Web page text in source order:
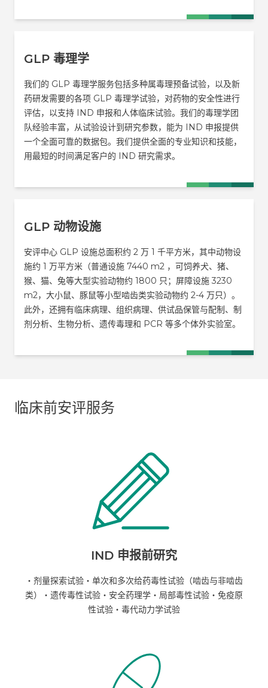
GLP 毒理学
我们的 GLP 毒理学服务包括多种属毒理预备试验，以及新
药研发需要的各项 GLP 毒理学试验，对药物的安全性进行
评估，以支持 IND 申报和人体临床试验。我们的毒理学团
队经验丰富，从试验设计到研究参数，能为 IND 申报提供
一个全面可靠的数据包。我们提供全面的专业知识和技能，
用最短的时间满足客户的 IND 研究需求。
GLP 动物设施
安评中心 GLP 设施总面积约 2 万 1 千平方米，其中动物设
施约 1 万平方米（普通设施 7440 m2 ，可饲养犬、猪、
猴、猫、兔等大型实验动物约 1800 只；屏障设施 3230
m2，大小鼠、豚鼠等小型啮齿类实验动物约 2-4 万只）。
此外，还拥有临床病理、组织病理、供试品保管与配制、制
剂分析、生物分析、遗传毒理和 PCR 等多个体外实验室。
临床前安评服务
IND 申报前研究
・剂量探索试验 ・单次和多次给药毒性试验（啮齿与非啮齿
类）
・遗传毒性试验 ・安全药理学 ・局部毒性试验 ・免疫原
性试验 ・毒代动力学试验